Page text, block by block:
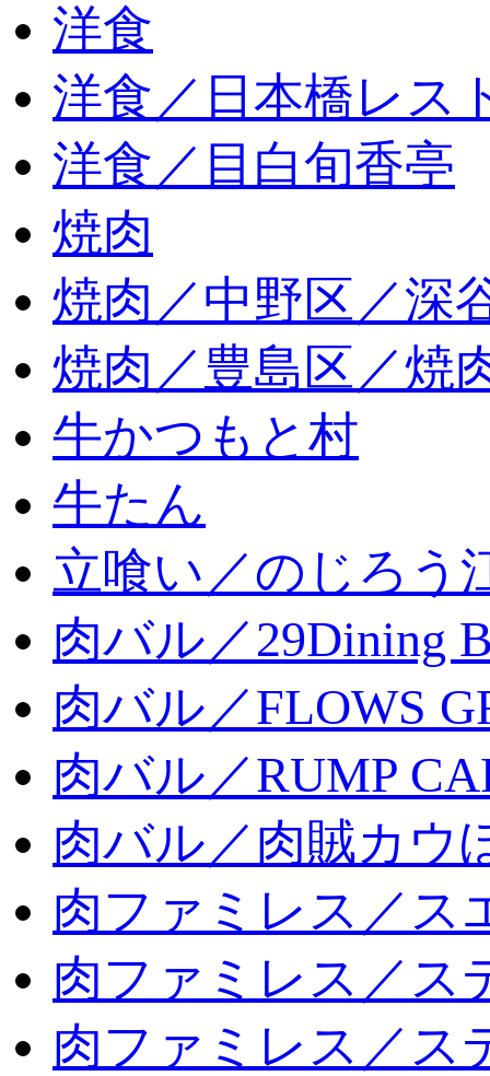
洋食
洋食／日本橋レス
洋食／目白旬香亭
焼肉
焼肉／中野区／深
焼肉／豊島区／焼
牛かつもと村
牛たん
立喰い／のじろう
肉バル／29Dining
肉バル／FLOWS
肉バル／RUMP
肉バル／肉賊カウ
肉ファミレス／ス
肉ファミレス／ス
肉ファミレス／ス